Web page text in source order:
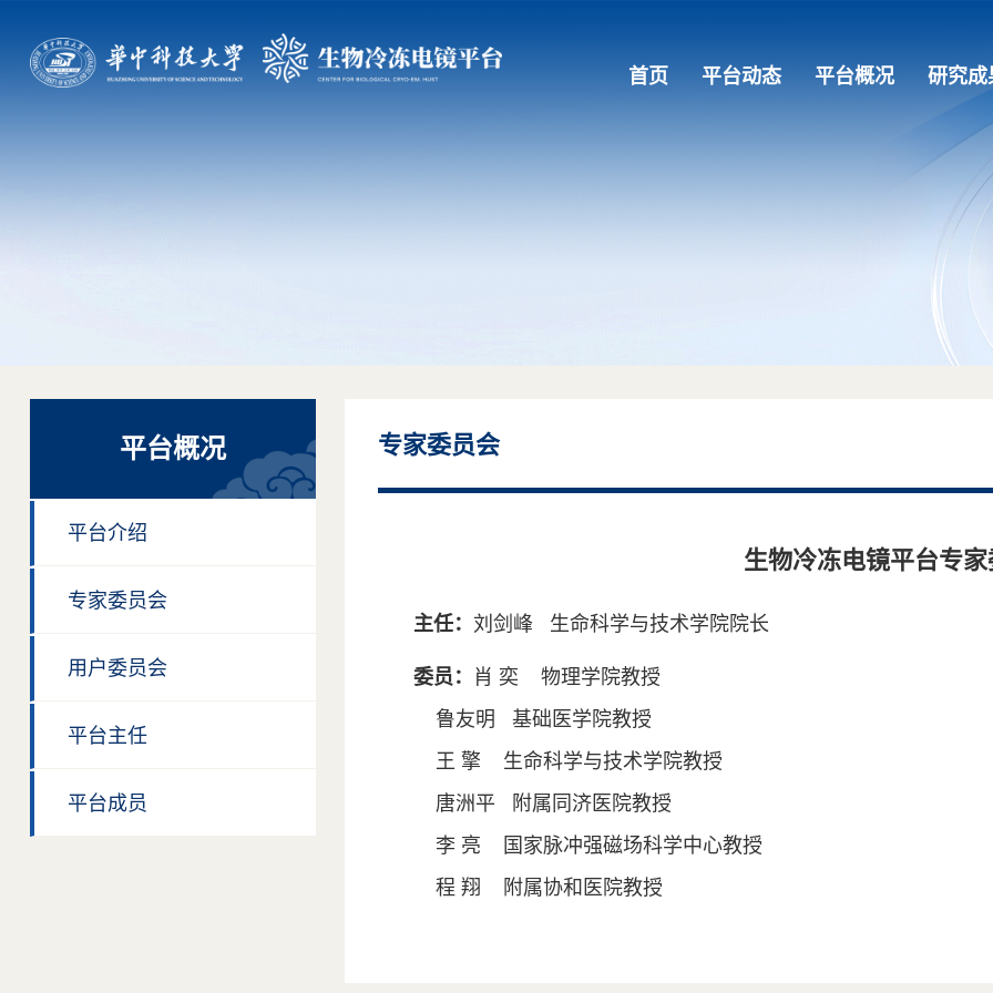
首页 平台动态 平台概况 研究成
平台概况
平台介绍
专家委员会
用户委员会
平台主任
平台成员
专家委员会
生物冷冻电镜平台专
主任： 刘剑峰 生命科学与技术学院院长
委员：
肖 奕 物理学院教授
鲁友明 基础医学院教授
王 擎 生命科学与技术学院教授
唐洲平 附属同济医院教授
李 亮 国家脉冲强磁场科学中心教授
程 翔 附属协和医院教授